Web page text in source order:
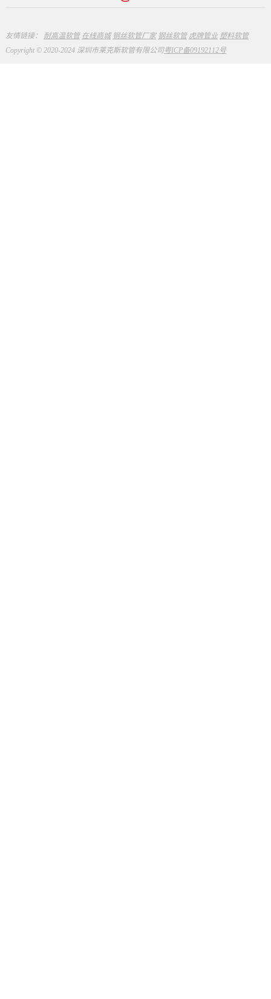
友情链接： 耐高温软管 在线商城 钢丝软管厂家 钢丝软管 虎牌管业 塑料软管
Copyright © 2020-2024 深圳市莱克斯软管有限公司粤ICP备09192112号